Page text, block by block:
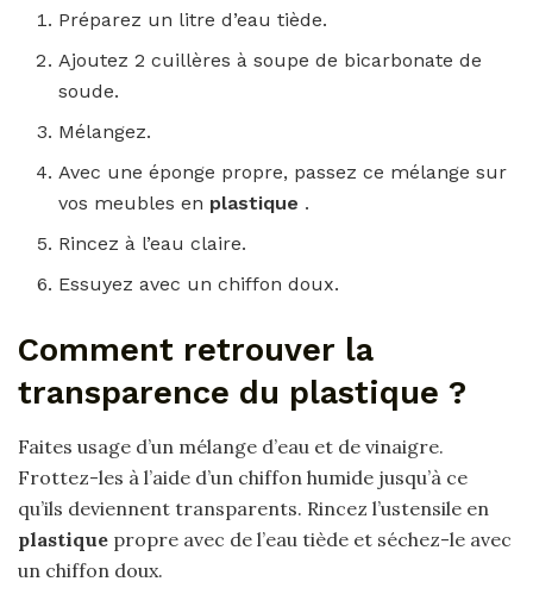
Préparez un litre d’eau tiède.
Ajoutez 2 cuillères à soupe de bicarbonate de
soude.
Mélangez.
Avec une éponge propre, passez ce mélange sur
vos meubles en plastique .
Rincez à l’eau claire.
Essuyez avec un chiffon doux.
Comment retrouver la
transparence du plastique ?
Faites usage d’un mélange d’eau et de vinaigre.
Frottez-les à l’aide d’un chiffon humide jusqu’à ce
qu’ils deviennent transparents. Rincez l’ustensile en
plastique propre avec de l’eau tiède et séchez-le avec
un chiffon doux.